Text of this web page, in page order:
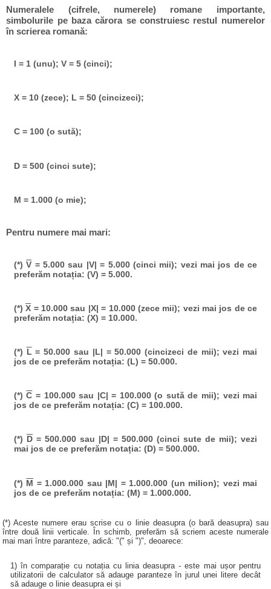
Numeralele (cifrele, numerele) romane importante,
simbolurile pe baza cărora se construiesc restul numerelor
în scrierea romană:
I = 1 (unu); V = 5 (cinci);
X = 10 (zece); L = 50 (cincizeci);
C = 100 (o sută);
D = 500 (cinci sute);
M = 1.000 (o mie);
Pentru numere mai mari:
(*)V = 5.000 sau |V| = 5.000 (cinci mii); vezi mai jos de ce
preferăm notația: (V) = 5.000.
(*)X = 10.000 sau |X| = 10.000 (zece mii); vezi mai jos de ce
preferăm notația: (X) = 10.000.
(*) L = 50.000 sau |L| = 50.000 (cincizeci de mii); vezi mai
jos de ce preferăm notația: (L) = 50.000.
(*)C = 100.000 sau |C| = 100.000 (o sută de mii); vezi mai
jos de ce preferăm notația: (C) = 100.000.
(*) D= 500.000 sau |D| = 500.000 (cinci sute de mii); vezi
mai jos de ce preferăm notația: (D) = 500.000.
(*) M = 1.000.000 sau |M| = 1.000.000 (un milion); vezi mai
jos de ce preferăm notația: (M) = 1.000.000.
(*) Aceste numere erau scrise cu o linie deasupra (o bară deasupra) sau
între două linii verticale. În schimb, preferăm să scriem aceste numerale
mai mari între paranteze, adică: "(" și ")", deoarece:
1) în comparație cu notația cu linia deasupra - este mai ușor pentru
utilizatorii de calculator să adauge paranteze în jurul unei litere decât
să adauge o linie deasupra ei și